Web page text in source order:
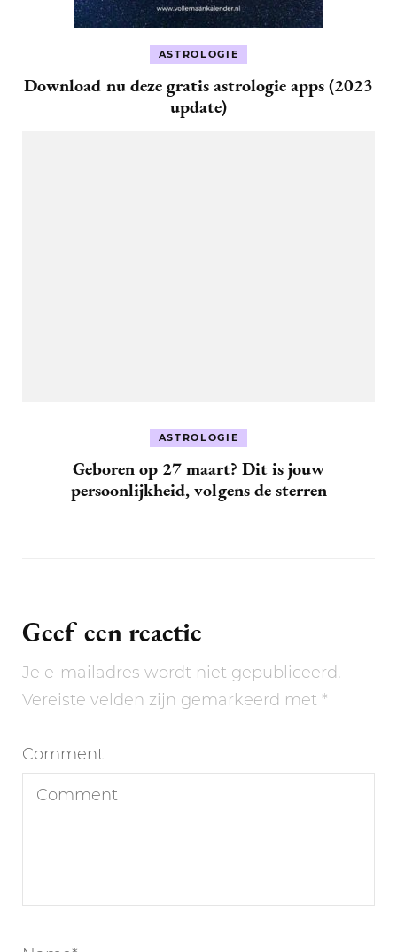
ASTROLOGIE
Download nu deze gratis astrologie apps (2023
update)
ASTROLOGIE
Geboren op 27 maart? Dit is jouw
persoonlijkheid, volgens de sterren
Geef een reactie
Je e-mailadres wordt niet gepubliceerd.
Vereiste velden zijn gemarkeerd met *
Comment